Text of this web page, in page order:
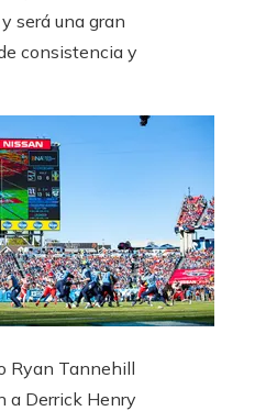
será una gran
consistencia y
Ryan Tannehill
a Derrick Henry